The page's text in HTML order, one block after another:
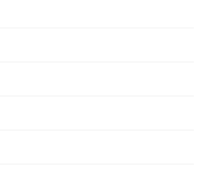
お祭りのしきたり!!
）で、江戸時代の文書にはすでにキ